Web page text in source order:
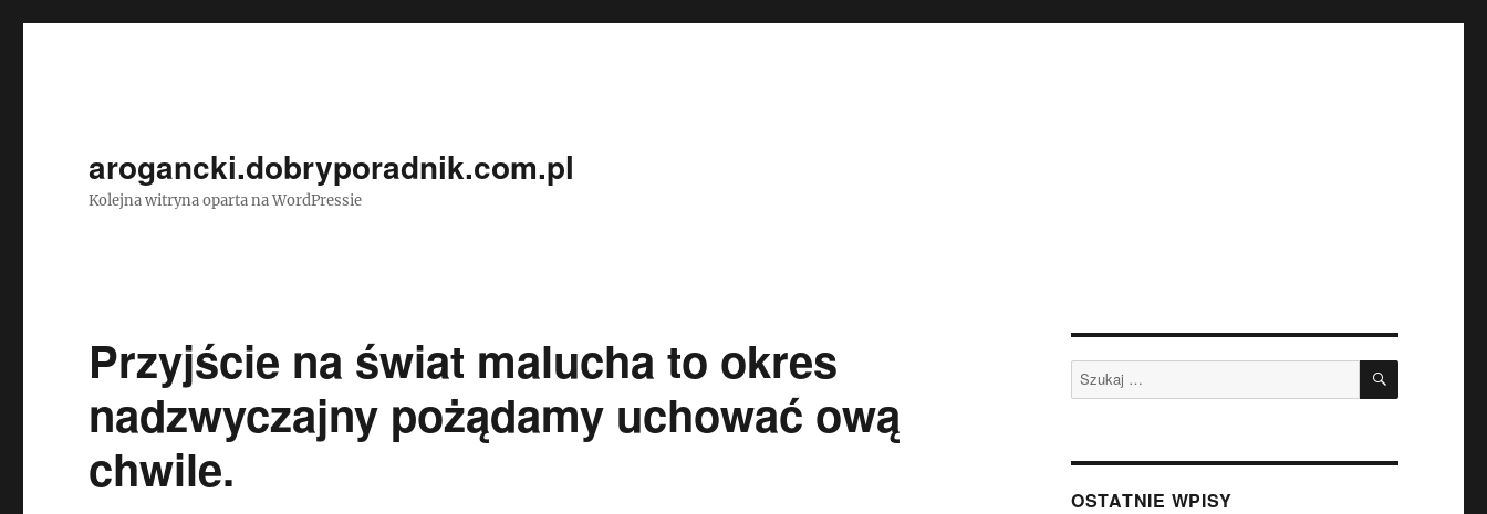
arogancki.dobryporadnik.com.pl
Kolejna witryna oparta na WordPressie
Przyjście na świat malucha to okres
nadzwyczajny pożądamy uchować ową
chwile.
Szukaj: SZUKAJ
OSTATNIE WPISY